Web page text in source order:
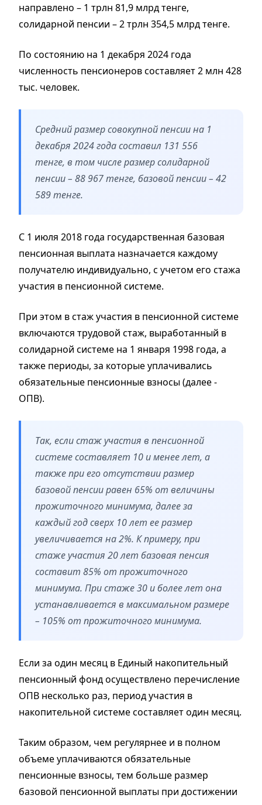
направлено – 1 трлн 81,9 млрд тенге,
солидарной пенсии – 2 трлн 354,5 млрд тенге.
По состоянию на 1 декабря 2024 года
численность пенсионеров составляет 2 млн 428
тыс. человек.
Средний размер совокупной пенсии на 1
декабря 2024 года составил 131 556
тенге, в том числе размер солидарной
пенсии – 88 967 тенге, базовой пенсии – 42
589 тенге.
С 1 июля 2018 года государственная базовая
пенсионная выплата назначается каждому
получателю индивидуально, с учетом его стажа
участия в пенсионной системе.
При этом в стаж участия в пенсионной системе
включаются трудовой стаж, выработанный в
солидарной системе на 1 января 1998 года, а
также периоды, за которые уплачивались
обязательные пенсионные взносы (далее -
ОПВ).
Так, если стаж участия в пенсионной
системе составляет 10 и менее лет, а
также при его отсутствии размер
базовой пенсии равен 65% от величины
прожиточного минимума, далее за
каждый год сверх 10 лет ее размер
увеличивается на 2%. К примеру, при
стаже участия 20 лет базовая пенсия
составит 85% от прожиточного
минимума. При стаже 30 и более лет она
устанавливается в максимальном размере
– 105% от прожиточного минимума.
Если за один месяц в Единый накопительный
пенсионный фонд осуществлено перечисление
ОПВ несколько раз, период участия в
накопительной системе составляет один месяц.
Таким образом, чем регулярнее и в полном
объеме уплачиваются обязательные
пенсионные взносы, тем больше размер
базовой пенсионной выплаты при достижении